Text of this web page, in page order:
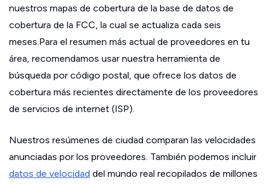
nuestros mapas de cobertura de la base de datos de
cobertura de la FCC, la cual se actualiza cada seis
meses.Para el resumen más actual de proveedores en tu
área, recomendamos usar nuestra herramienta de
búsqueda por código postal, que ofrece los datos de
cobertura más recientes directamente de los proveedores
de servicios de internet (ISP).
Nuestros resúmenes de ciudad comparan las velocidades
anunciadas por los proveedores. También podemos incluir
datos de velocidad del mundo real recopilados de millones